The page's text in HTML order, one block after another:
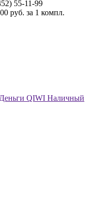
55-11-99
руб. за 1 компл.
QIWI Наличный